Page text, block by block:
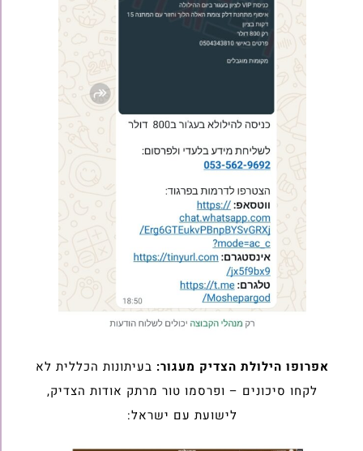
אפרופו הילולת הצדיק מעגור: בעיתונות הכללית לא
לקחו סיכונים – ופרסמו טור מרתק אודות הצדיק,
לישועת עם ישראל: